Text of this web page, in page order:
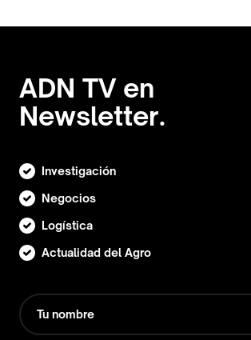
ADN TV en
Newsletter.
Investigación
Negocios
Logística
Actualidad del Agro